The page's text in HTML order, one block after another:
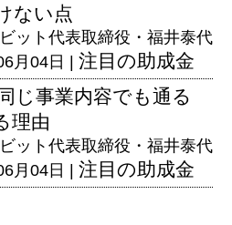
ない点
ット代表取締役・福井泰代
月04日 | 注目の助成金
じ事業内容でも通る
理由
ット代表取締役・福井泰代
月04日 | 注目の助成金